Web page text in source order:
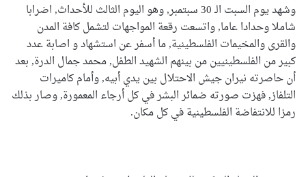
وشهد يوم السبت الـ 30 سبتمبر, وهو اليوم الثالث للأحداث, اضرابا
شاملا وحدادا عاما, واتسعت رقعة المواجهات لتشمل كافة المدن
والقرى والمخيمات الفلسطينية, ما أسفر عن استشهاد و اصابة عدد
كبير من الفلسطينيين من بينهم الشهيد الطفل, محمد جمال الدرة, بعد
أن حاصرته نيران جيش الاحتلال بين يدي أبيه, وأمام كاميرات
التلفاز, فهزت صورته ضمائر البشر في كل أرجاء المعمورة, وصار بذلك
رمزا للانتفاضة الفلسطينية في كل مكان.